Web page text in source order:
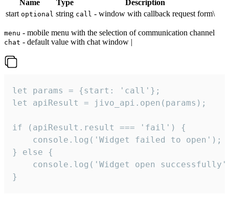
Name Type
Description
start optional string call - window with callback request form\
menu - mobile menu with the selection of communication channel
chat - default value with chat window |
let params = {start: 'call'};
let apiResult = jivo_api.open(params);
if (apiResult.result === 'fail') {
    console.log('Widget failed to open');
} else {
console.log('Widget open
}